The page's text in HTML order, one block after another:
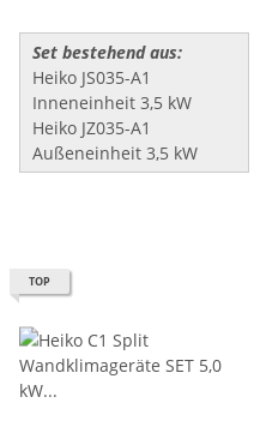
Set bestehend aus:
Heiko JS035-A1
Inneneinheit 3,5 kW
Heiko JZ035-A1
Außeneinheit 3,5 kW
TOP